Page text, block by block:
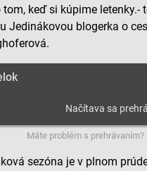
tom, keď si kúpime letenky.-
Jedinákovou blogerka o
Máte problém s prehrávaním?
sezóna je v plnom